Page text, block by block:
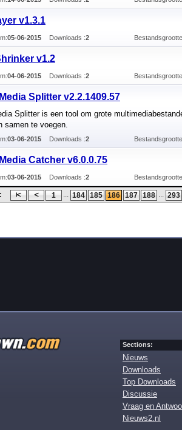
v1.3.1
05-06-2015 Downloads :2
v1.2
04-06-2015 Downloads :2
Splitter v2.2.1409.57
Splitter is een tool om grote
samen te voegen.
03-06-2015 Downloads :2
Catcher v6.0.0.75
03-06-2015 Downloads :2
1 ... 184 185 186 187 188 ... 293
Sections:
Nieuws
Downloads
Top Downloads
Discussie
Vraag en
Nieuws2.nl